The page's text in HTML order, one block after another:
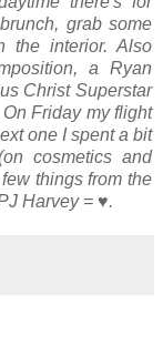
grab some
the interior. Also
a Ryan
Christ Superstar
Friday my flight
one I spent a bit
cosmetics and
things from the
Harvey = ♥.